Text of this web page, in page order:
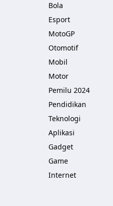
Bola
Esport
MotoGP
Otomotif
Mobil
Motor
Pemilu 2024
Pendidikan
Teknologi
Aplikasi
Gadget
Game
Internet